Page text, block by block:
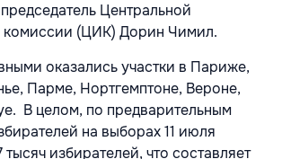
Центральной
комиссии (ЦИК) Дорин Чимил.
оказались участки в Париже,
Парме, Нортгемптоне, Вероне,
В целом, по предварительным
на выборах 11 июля
тысяч избирателей, что составляет